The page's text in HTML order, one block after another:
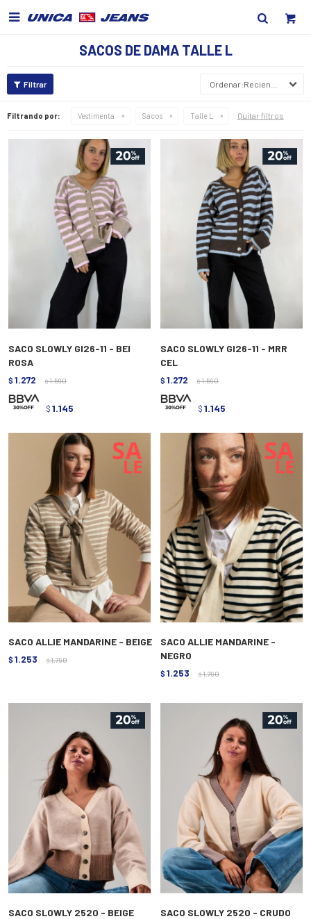

SACOS DE DAMA TALLE L
Recientes
Filtrando por: Vestimenta Sacos Talle L Quitar filtros
SACO SLOWLY GI26-11 - BEI
ROSA
$ 1.272 $ 1.590
$ 1.145
SACO SLOWLY GI26-11 - MRR
CEL
$ 1.272 $ 1.590
$ 1.145
SACO ALLIE MANDARINE - BEIGE
$ 1.253 $ 1.790
SACO ALLIE MANDARINE -
NEGRO
$ 1.253 $ 1.790
SACO SLOWLY 2520 - BEIGE SACO SLOWLY 2520 - CRUDO